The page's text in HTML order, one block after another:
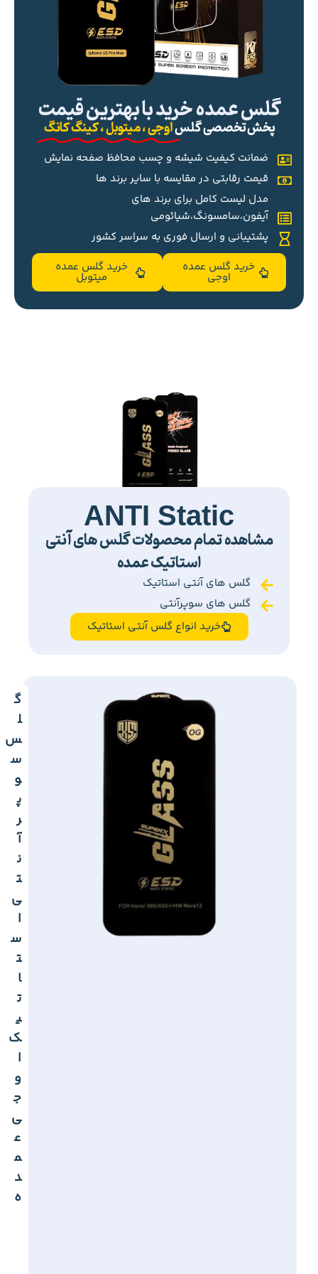
گلس عمده خرید با بهترین قیمت
پخش تخصصی گلساوجی ، میتوبل ، کینگ کانگ
ضمانت کیفیت شیشه و چسب محافظ صفحه نمایش
قیمت رقابتی در مقایسه با سایر برند ها
مدل لیست کامل برای برند های
آیفون،سامسونگ،شیائومی
پشتیبانی و ارسال فوری به سراسر کشور
خرید گلس عمده
اوجی
خرید گلس عمده
میتوبل
ANTI Static
مشاهده تمام محصولات گلس های آنتی
استاتیک عمده
گلس های آنتی استاتیک
گلس های سوپرآنتی
خرید انواع گلس آنتی استاتیک
گ
ل
س
س
و
پ
ر
آ
ن
ت
ی
ا
س
ت
ا
ت
ی
ک
ا
و
ج
ی
ع
م
د
ه